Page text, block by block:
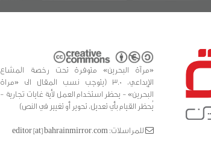
«مرآة البحرين» متوفرة تحت رخصة المشاع
الإبداعي، 3.0 (يتوجب نسب المقال الى «مراة
البحرين» - يحظر استخدام العمل لأية غايات تجارية -
يُحظر القيام بأي تعديل، تحوير أو تغيير في النص)
للمراسلات: editor [at] bahrainmirror.com